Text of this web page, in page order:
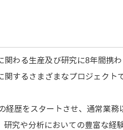
関わる生産及び研究に8年間携
するさまざまなプロジェクト
経歴をスタートさせ、通常業
研究や分析においての豊富な